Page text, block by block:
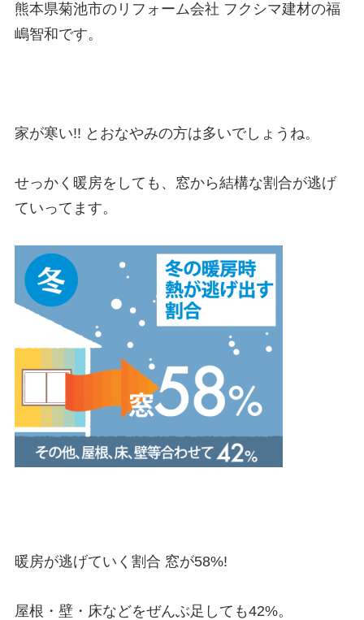
熊本県菊池市のリフォーム会社 フクシマ建材の福
嶋智和です。
家が寒い!! とおなやみの方は多いでしょうね。
せっかく暖房をしても、窓から結構な割合が逃げ
ていってます。
暖房が逃げていく割合 窓が58%!
屋根・壁・床などをぜんぶ足しても42%。